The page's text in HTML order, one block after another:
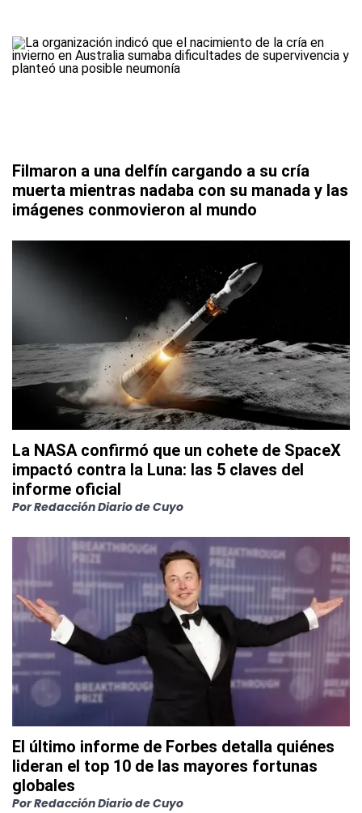
Filmaron a una delfín cargando a su cría
muerta mientras nadaba con su manada y las
imágenes conmovieron al mundo
La NASA confirmó que un cohete de SpaceX
impactó contra la Luna: las 5 claves del
informe oficial
PorRedacción Diario de Cuyo
El último informe de Forbes detalla quiénes
lideran el top 10 de las mayores fortunas
globales
PorRedacción Diario de Cuyo